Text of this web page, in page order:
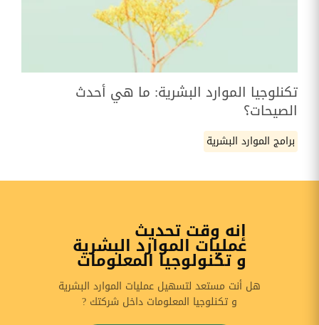
تكنلوجيا الموارد البشرية: ما هي أحدث
الصيحات؟
برامج الموارد البشرية
إنه وقت تحديث
عمليات الموارد البشرية
و تكنولوجيا المعلومات
هل أنت مستعد لتسهيل عمليات الموارد البشرية
و تكنلوجيا المعلومات داخل شركتك ?